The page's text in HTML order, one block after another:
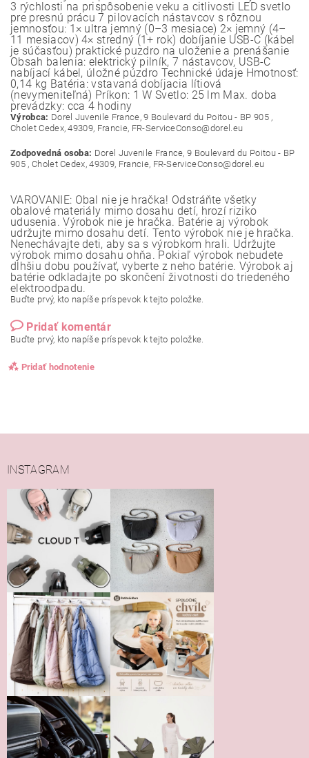
3 rýchlosti na prispôsobenie veku a citlivosti LED svetlo
pre presnú prácu 7 pilovacích nástavcov s rôznou
jemnosťou: 1× ultra jemný (0–3 mesiace) 2× jemný (4–
11 mesiacov) 4× stredný (1+ rok) dobíjanie USB-C (kábel
je súčasťou) praktické puzdro na uloženie a prenášanie
Obsah balenia: elektrický pilník, 7 nástavcov, USB-C
nabíjací kábel, úložné púzdro Technické údaje Hmotnosť:
0,14 kg Batéria: vstavaná dobíjacia lítiová
(nevymeniteľná) Príkon: 1 W Svetlo: 25 lm Max. doba
prevádzky: cca 4 hodiny
Výrobca: Dorel Juvenile France, 9 Boulevard du Poitou - BP 905 ,
Cholet Cedex, 49309, Francie, FR-ServiceConso@dorel.eu
Zodpovedná osoba: Dorel Juvenile France, 9 Boulevard du Poitou - BP
905 , Cholet Cedex, 49309, Francie, FR-ServiceConso@dorel.eu
VAROVANIE: Obal nie je hračka! Odstráňte všetky
obalové materiály mimo dosahu detí, hrozí riziko
udusenia. Výrobok nie je hračka. Batérie aj výrobok
udržujte mimo dosahu detí. Tento výrobok nie je hračka.
Nenechávajte deti, aby sa s výrobkom hrali. Udržujte
výrobok mimo dosahu ohňa. Pokiaľ výrobok nebudete
dlhšiu dobu používať, vyberte z neho batérie. Výrobok aj
batérie odkladajte po skončení životnosti do triedeného
elektroodpadu.
Buďte prvý, kto napíše príspevok k tejto položke.
Pridať komentár
Buďte prvý, kto napíše príspevok k tejto položke.
Pridať hodnotenie
Vložením hodnotenie súhlasíte s
podmienkami ochrany
osobných údajov
INSTAGRAM